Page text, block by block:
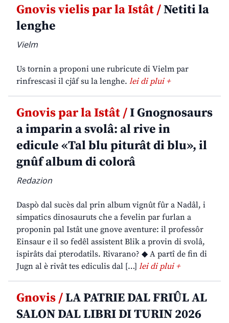
Gnovis vielis par la Istât /Netiti la
lenghe
Vielm
Us tornin a proponi une rubricute di Vielm par
rinfrescasi il cjâf su la lenghe. lei di plui +
Gnovis par la Istât /I Gnognosaurs
a imparin a svolâ: al rive in
edicule «Tal blu piturât di blu», il
gnûf album di colorâ
Redazion
Daspò dal sucès dal prin album vignût fûr a Nadâl, i
simpatics dinosauruts che a fevelin par furlan a
proponin pal Istât une gnove aventure: il professôr
Einsaur e il so fedêl assistent Blik a provin di svolâ,
ispirâts dai pterodatils. Rivarano? ◆ A partî de fin di
Jugn al è rivât tes ediculis dal […] lei di plui +
Gnovis /LA PATRIE DAL FRIÛL AL
SALON DAL LIBRI DI TURIN 2026